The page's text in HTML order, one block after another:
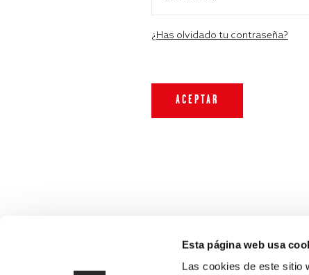
Esta página web usa
Las cookies de este sitio
¿Has olvidado tu contraseña?